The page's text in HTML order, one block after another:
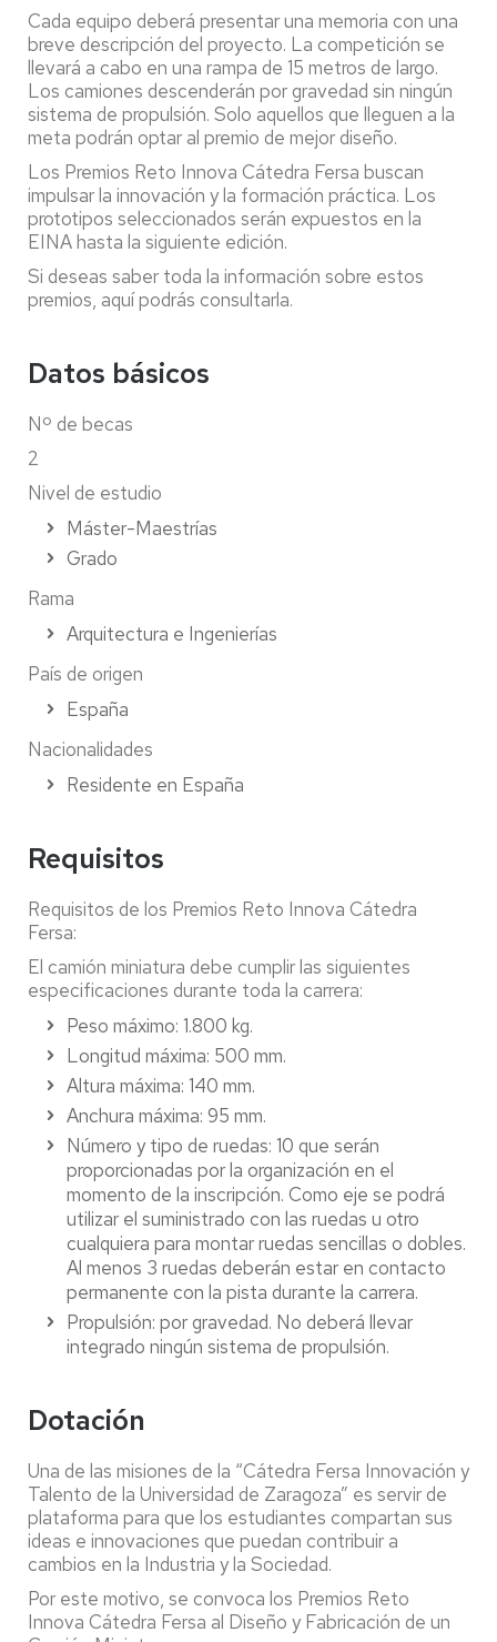
Cada equipo deberá presentar una memoria con una
breve descripción del proyecto. La competición se
llevará a cabo en una rampa de 15 metros de largo.
Los camiones descenderán por gravedad sin ningún
sistema de propulsión. Solo aquellos que lleguen a la
meta podrán optar al premio de mejor diseño.
Los Premios Reto Innova Cátedra Fersa buscan
impulsar la innovación y la formación práctica. Los
prototipos seleccionados serán expuestos en la
EINA hasta la siguiente edición.
Si deseas saber toda la información sobre estos
premios, aquí podrás consultarla.
Datos básicos
Nº de becas
2
Nivel de estudio
Máster-Maestrías
Grado
Rama
Arquitectura e Ingenierías
País de origen
España
Nacionalidades
Residente en España
Requisitos
Requisitos de los Premios Reto Innova Cátedra
Fersa:
El camión miniatura debe cumplir las siguientes
especificaciones durante toda la carrera:
Peso máximo: 1.800 kg.
Longitud máxima: 500 mm.
Altura máxima: 140 mm.
Anchura máxima: 95 mm.
Número y tipo de ruedas: 10 que serán
proporcionadas por la organización en el
momento de la inscripción. Como eje se podrá
utilizar el suministrado con las ruedas u otro
cualquiera para montar ruedas sencillas o dobles.
Al menos 3 ruedas deberán estar en contacto
permanente con la pista durante la carrera.
Propulsión: por gravedad. No deberá llevar
integrado ningún sistema de propulsión.
Dotación
Una de las misiones de la “Cátedra Fersa Innovación y
Talento de la Universidad de Zaragoza” es servir de
plataforma para que los estudiantes compartan sus
ideas e innovaciones que puedan contribuir a
cambios en la Industria y la Sociedad.
Por este motivo, se convoca los Premios Reto
Innova Cátedra Fersa al Diseño y Fabricación de un